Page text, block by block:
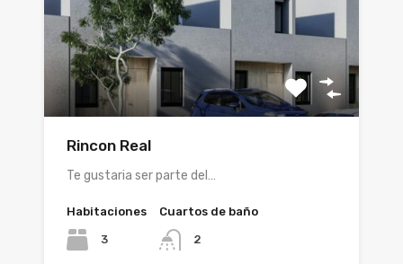
Rincon Real
Te gustaria ser parte del…
Habitaciones
3
Cuartos de baño
2